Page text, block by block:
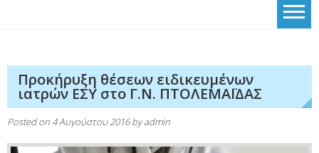
Προκήρυξη θέσεων ειδικευμένων
ιατρών ΕΣΥ στο Γ.Ν. ΠΤΟΛΕΜΑΪΔΑΣ
Posted on 4 Αυγούστου 2016byadmin